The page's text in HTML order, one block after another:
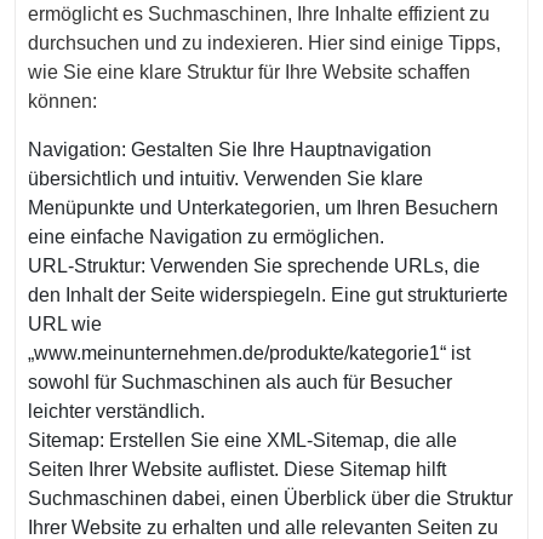
ermöglicht es Suchmaschinen, Ihre Inhalte effizient zu
durchsuchen und zu indexieren. Hier sind einige Tipps,
wie Sie eine klare Struktur für Ihre Website schaffen
können:
Navigation: Gestalten Sie Ihre Hauptnavigation
übersichtlich und intuitiv. Verwenden Sie klare
Menüpunkte und Unterkategorien, um Ihren Besuchern
eine einfache Navigation zu ermöglichen.
URL-Struktur: Verwenden Sie sprechende URLs, die
den Inhalt der Seite widerspiegeln. Eine gut strukturierte
URL wie
„www.meinunternehmen.de/produkte/kategorie1“ ist
sowohl für Suchmaschinen als auch für Besucher
leichter verständlich.
Sitemap: Erstellen Sie eine XML-Sitemap, die alle
Seiten Ihrer Website auflistet. Diese Sitemap hilft
Suchmaschinen dabei, einen Überblick über die Struktur
Ihrer Website zu erhalten und alle relevanten Seiten zu